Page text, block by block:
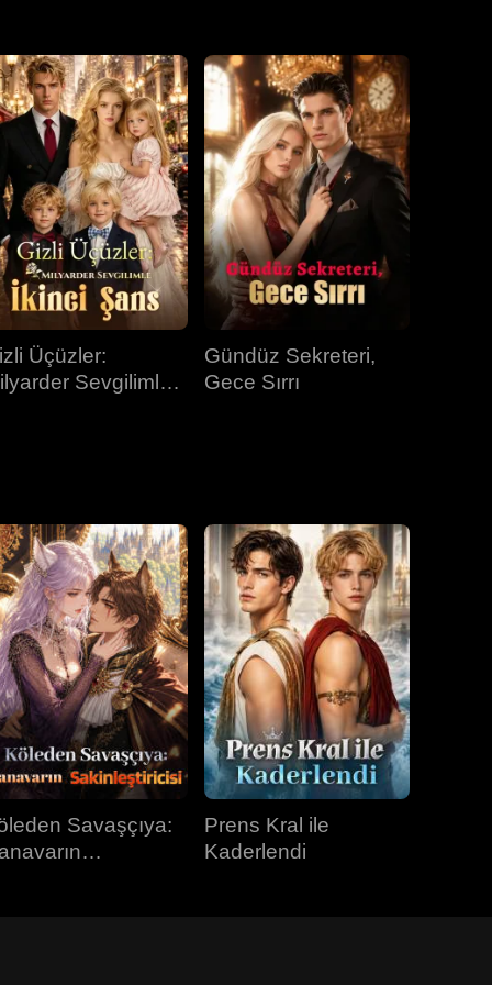
34.bölüm 35.bölüm 36.bölüm
37.bölüm 38.bölüm
40.bölüm
Üçüzler:
Sevgilimle
Gündüz Sekreteri,
Gece Sırrı
Savaşçıya:
Prens Kral ile
Kaderlendi